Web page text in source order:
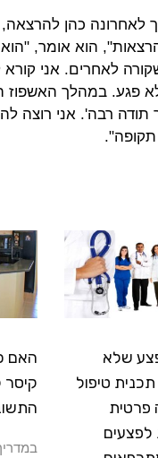
כהן להרצאה,
הוא אומר,
לאחרים. אני
פגע. במהלך האשפוז
תודה רבה'. אני רוצה
תקופה".
שלא
טיפול
פרטית
האם